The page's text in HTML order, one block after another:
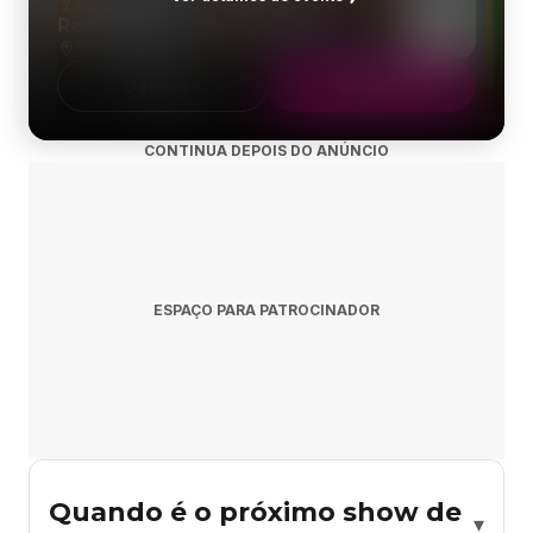
CONTINUA DEPOIS DO ANÚNCIO
ESPAÇO PARA PATROCINADOR
Quando é o próximo show de ▾